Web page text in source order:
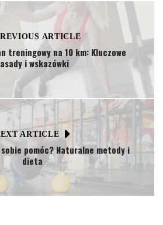
ARTICLE
treningowy na 10 km: Kluczowe
i wskazówki
ARTICLE
pomóc? Naturalne metody i
dieta